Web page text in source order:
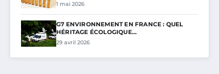
1 mai 2026
G7 ENVIRONNEMENT EN FRANCE : QUEL
HÉRITAGE ÉCOLOGIQUE…
29 avril 2026